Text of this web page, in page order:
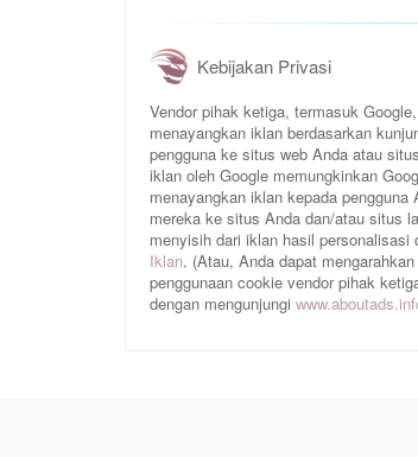
Kebijakan Privasi
Vendor pihak ketiga, termasuk
menayangkan iklan berdasarkan
pengguna ke situs web Anda atau
iklan oleh Google memungkinkan
menayangkan iklan kepada pengguna
mereka ke situs Anda dan/atau situs
menyisih dari iklan hasil personalisasi
Iklan. (Atau, Anda dapat
penggunaan cookie vendor pihak
dengan mengunjungi